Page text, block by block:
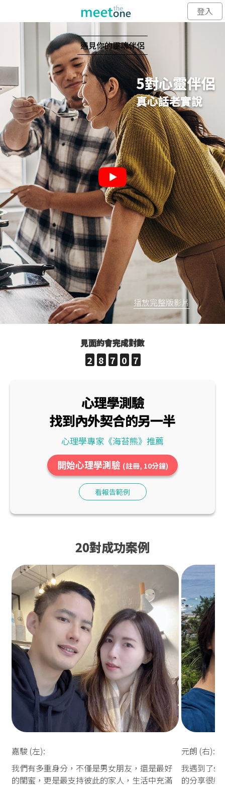
登入
播放完整版影片
5對心靈伴侶
真心話老實說
遇見你的靈魂伴侶
見面約會完成對數
2 8 7 0 7
心理學測驗
找到內外契合的另一半
心理學專家《海苔熊》推薦
開始心理學測驗 (註冊, 10分鐘)
看報告範例
20對成功案例
嘉駿 (左):
我們有多重身分，不僅是男女朋友，還是最好
的閨蜜，更是最支持彼此的家人，生活中充滿
元朗 (右):
我遇到了
的分享很細